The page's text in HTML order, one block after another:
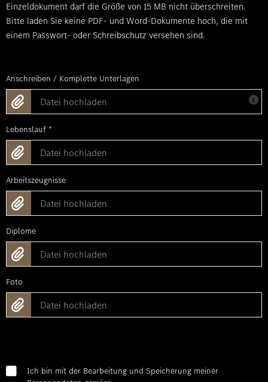
Einzeldokument darf die Größe von 15 MB nicht überschreiten.
Bitte laden Sie keine PDF- und Word-Dokumente hoch, die mit
einem Passwort- oder Schreibschutz versehen sind.
Anschreiben / Komplette Unterlagen
Datei hochladen
Lebenslauf *
Datei hochladen
Arbeitszeugnisse
Datei hochladen
Diplome
Datei hochladen
Foto
Datei hochladen
Ich bin mit der Bearbeitung und Speicherung meiner